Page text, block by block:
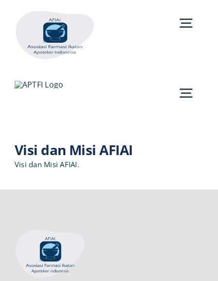
Profil
Kegiatan
Profil
Berita
Akademik
Anggota
Visi dan Misi AFIAI
Visi dan Misi AFIAI.